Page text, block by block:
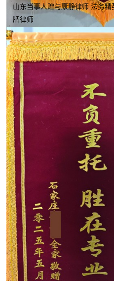
山东当事人赠与康静律师 法务
牌律师